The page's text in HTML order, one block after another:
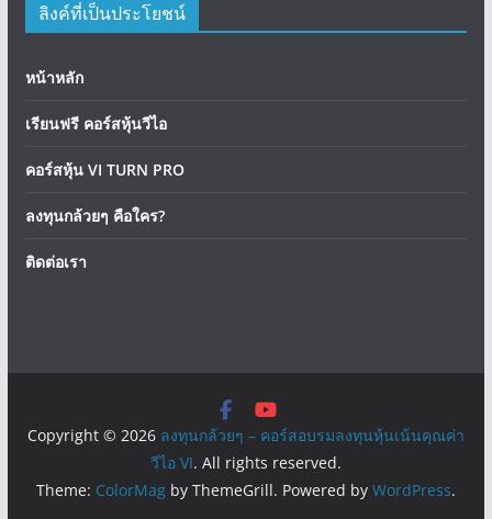
ลิงค์ที่เป็นประโยชน์
หน้าหลัก
เรียนฟรี คอร์สหุ้นวีไอ
คอร์สหุ้น VI TURN PRO
ลงทุนกล้วยๆ คือใคร?
ติดต่อเรา
Copyright © 2026 ลงทุนกล้วยๆ – คอร์สอบรมลงทุนหุ้นเน้นคุณค่า
วีไอ VI. All rights reserved.
Theme: ColorMagby ThemeGrill. Powered by WordPress.